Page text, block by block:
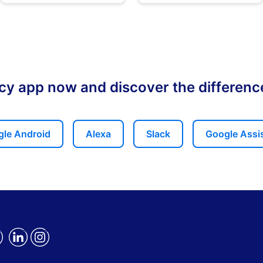
app now and discover the
Android Alexa Slack Google